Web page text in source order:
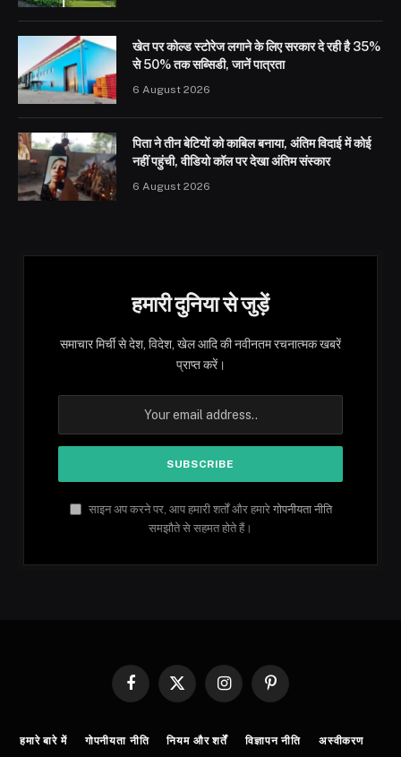
खेत पर कोल्ड स्टोरेज लगाने के लिए सरकार दे रही है 35%
से 50% तक सब्सिडी, जानें पात्रता
6 August 2026
पिता ने तीन बेटियों को काबिल बनाया, अंतिम विदाई में कोई
नहीं पहुंची, वीडियो कॉल पर देखा अंतिम संस्कार
6 August 2026
हमारी दुनिया से जुड़ें
समाचार मिर्ची से देश, विदेश, खेल आदि की नवीनतम रचनात्मक खबरें
प्राप्त करें।
साइन अप करने पर, आप हमारी शर्तों और हमारे गोपनीयता नीति
समझौते से सहमत होते हैं।
Facebook
X
InstagramPinterest
हमारे बारे में गोपनीयता नीति नियम और शर्तें विज्ञापन नीति अस्वीकरण